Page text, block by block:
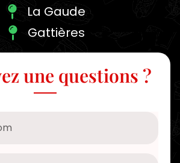
La Gaude
Gattières
une questions ?